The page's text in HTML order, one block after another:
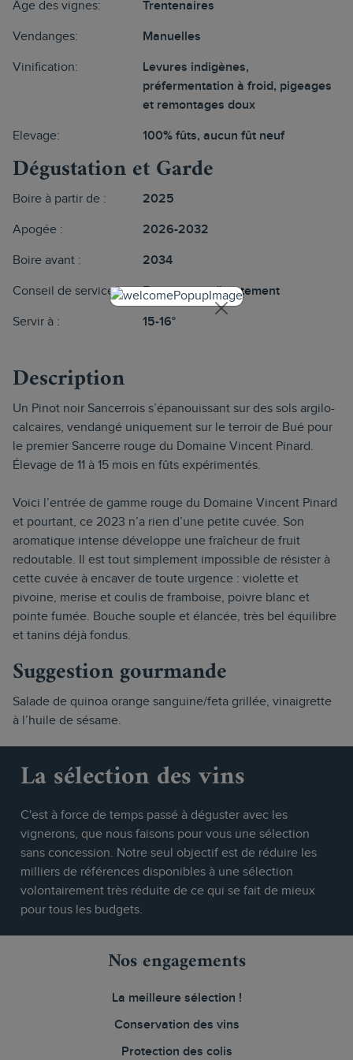
Âge des vignes: Trentenaires
Vendanges: Manuelles
Vinification:
Levures indigènes,
préfermentation à froid, pigeages
et remontages doux
Elevage: 100% fûts, aucun fût neuf
Dégustation et Garde
Boire à partir de : 2025
Apogée : 2026-2032
Boire avant : 2034
Conseil de service : En magnum directement
Servir à : 15-16°
Description
Un Pinot noir Sancerrois s’épanouissant sur des sols argilo-
calcaires, vendangé uniquement sur le terroir de Bué pour
le premier Sancerre rouge du Domaine Vincent Pinard.
Élevage de 11 à 15 mois en fûts expérimentés.
Voici l’entrée de gamme rouge du Domaine Vincent Pinard
et pourtant, ce 2023 n’a rien d’une petite cuvée. Son
aromatique intense développe une fraîcheur de fruit
redoutable. Il est tout simplement impossible de résister à
cette cuvée à encaver de toute urgence : violette et
pivoine, merise et coulis de framboise, poivre blanc et
pointe fumée. Bouche souple et élancée, très bel équilibre
et tanins déjà fondus.
Suggestion gourmande
Salade de quinoa orange sanguine/feta grillée, vinaigrette
à l’huile de sésame.
La sélection des vins
C'est à force de temps passé à déguster avec les
vignerons, que nous faisons pour vous une sélection
sans concession. Notre seul objectif est de réduire les
milliers de références disponibles à une sélection
volontairement très réduite de ce qui se fait de mieux
pour tous les budgets.
Nos engagements
La meilleure sélection !
Conservation des vins
Protection des colis